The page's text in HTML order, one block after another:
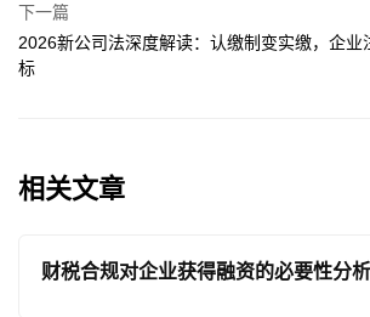
下一篇
2026新公司法深度解读：认缴制变实缴，企业
标
相关文章
财税合规对企业获得融资的必要性分析